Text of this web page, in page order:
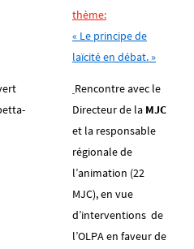
thème:
« Le principe de
laïcité en débat. »
Rencontre avec le
Directeur de la MJC
et la responsable
régionale de
l’animation (22
MJC), en vue
d’interventions de
l’OLPA en faveur de